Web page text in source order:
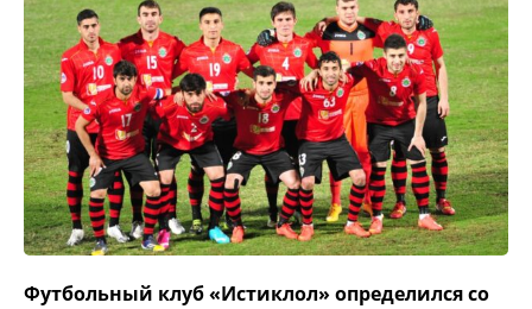
Футбольный клуб «Истиклол» определился со